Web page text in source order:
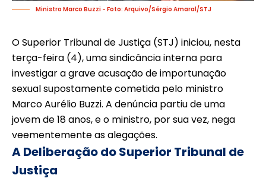
Ministro Marco Buzzi - Foto: Arquivo/Sérgio Amaral/STJ
O Superior Tribunal de Justiça (STJ) iniciou, nesta
terça-feira (4), uma sindicância interna para
investigar a grave acusação de importunação
sexual supostamente cometida pelo ministro
Marco Aurélio Buzzi. A denúncia partiu de uma
jovem de 18 anos, e o ministro, por sua vez, nega
veementemente as alegações.
A Deliberação do Superior Tribunal de
Justiça